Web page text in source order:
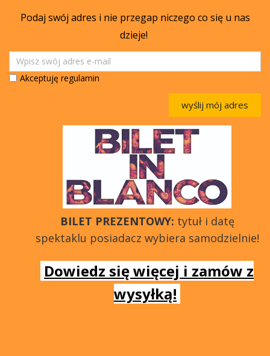
Podaj swój adres i nie przegap niczego co się u nas
dzieje!
Akceptuję regulamin
wyślij mój adres
BILET PREZENTOWY: tytuł i datę
spektaklu posiadacz wybiera samodzielnie!
Dowiedz się więcej i zamów z
wysyłką!